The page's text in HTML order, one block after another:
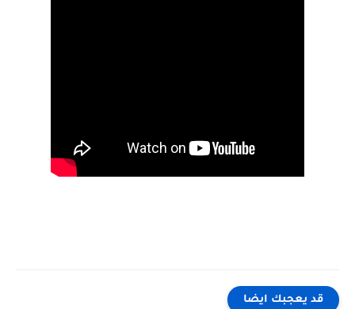
قد يعجبك ايضا